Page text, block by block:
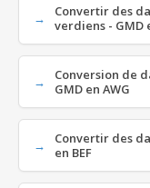
Convertir des
verdiens - GMD
Conversion de
GMD en AWG
Convertir des
en BEF